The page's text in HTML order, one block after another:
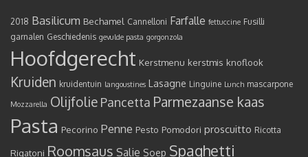
2018 Basilicum Bechamel Cannelloni Farfalle fettuccine Fusilli
garnalen Geschiedenis gevulde pasta gorgonzola
Hoofdgerecht Kerstmenu kerstmis knoflook
Kruiden kruidentuin langoustines Lasagne Linguine Lunch mascarpone
Mozzarella Olijfolie Pancetta Parmezaanse kaas
Pasta Pecorino Penne Pesto Pomodori proscuitto Ricotta
Rigatoni Roomsaus Salie Soep Spaghetti